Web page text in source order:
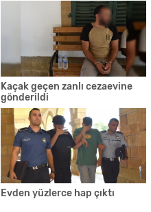
Kaçak geçen zanlı cezaevine
gönderildi
Evden yüzlerce hap çıktı